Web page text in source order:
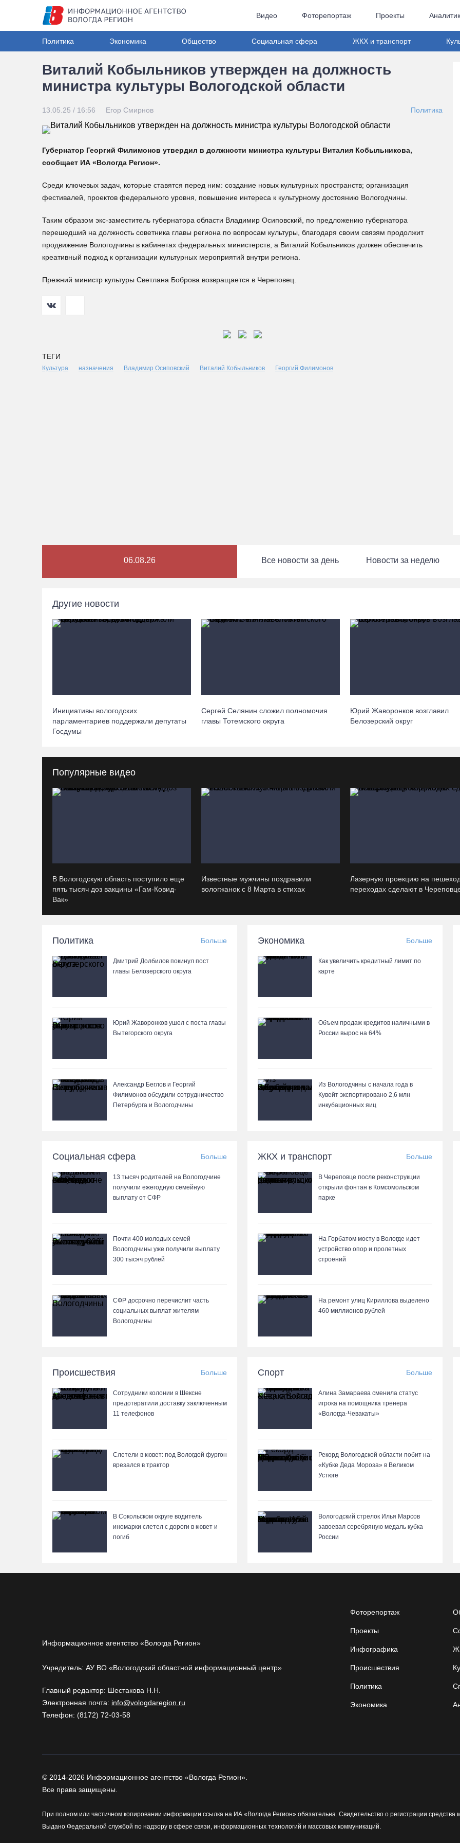
Видео Фоторепортаж Проекты
Политика Экономика Общество Социальная сфера ЖКХ и транспорт
Виталий Кобыльников утвержден на должность
министра культуры Вологодской области
13.05.25 / 16:56 Егор Смирнов Политика
Губернатор Георгий Филимонов утвердил в должности министра культуры Виталия Кобыльникова,
сообщает ИА «Вологда Регион».
Среди ключевых задач, которые ставятся перед ним: создание новых культурных пространств; организация
фестивалей, проектов федерального уровня, повышение интереса к культурному достоянию Вологодчины.
Таким образом экс-заместитель губернатора области Владимир Осиповский, по предложению губернатора
перешедший на должность советника главы региона по вопросам культуры, благодаря своим связям продолжит
продвижение Вологодчины в кабинетах федеральных министерств, а Виталий Кобыльников должен обеспечить
креативный подход к организации культурных мероприятий внутри региона.
Прежний министр культуры Светлана Боброва возвращается в Череповец.
ТЕГИ
Культура назначения Владимир Осиповский Виталий Кобыльников Георгий Филимонов
06.08.26 Все новости за день Новости за неделю
Другие новости
Инициативы вологодских
парламентариев поддержали депутаты
Госдумы
Сергей Селянин сложил полномочия
главы Тотемского округа
Юрий Жаворонков возглавил
Белозерский округ
Популярные видео
В Вологодскую область поступило еще
пять тысяч доз вакцины «Гам-Ковид-
Вак»
Известные мужчины поздравили
вологжанок с 8 Марта в стихах
Лазерную проекцию на
переходах сделают в
Политика Больше
Дмитрий Долбилов покинул пост
главы Белозерского округа
Юрий Жаворонков ушел с поста главы
Вытегорского округа
Александр Беглов и Георгий
Филимонов обсудили сотрудничество
Петербурга и Вологодчины
Экономика Больше
Как увеличить кредитный лимит по
карте
Объем продаж кредитов наличными в
России вырос на 64%
Из Вологодчины с начала года в
Кувейт экспортировано 2,6 млн
инкубационных яиц
Социальная сфера Больше
13 тысяч родителей на Вологодчине
получили ежегодную семейную
выплату от СФР
Почти 400 молодых семей
Вологодчины уже получили выплату
300 тысяч рублей
СФР досрочно перечислит часть
социальных выплат жителям
Вологодчины
ЖКХ и транспорт Больше
В Череповце после реконструкции
открыли фонтан в Комсомольском
парке
На Горбатом мосту в Вологде идет
устройство опор и пролетных
строений
На ремонт улиц Кириллова выделено
460 миллионов рублей
Происшествия Больше
Сотрудники колонии в Шексне
предотвратили доставку заключенным
11 телефонов
Слетели в кювет: под Вологдой фургон
врезался в трактор
В Сокольском округе водитель
иномарки слетел с дороги в кювет и
погиб
Спорт Больше
Алина Замараева сменила статус
игрока на помощника тренера
«Вологда-Чевакаты»
Рекорд Вологодской области побит на
«Кубке Деда Мороза» в Великом
Устюге
Вологодский стрелок Илья Марсов
завоевал серебряную медаль кубка
России
Информационное агентство «Вологда Регион»
Учредитель: АУ ВО «Вологодский областной информационный центр»
Главный редактор: Шестакова Н.Н.
Электронная почта: info@vologdaregion.ru
Телефон: (8172) 72-03-58
Фоторепортаж
Проекты
Инфографика
Происшествия
Политика
Экономика
© 2014-2026 Информационное агентство «Вологда Регион».
Все права защищены.
При полном или частичном копировании информации ссылка на ИА «Вологда Регион» обязательна. Свидетельство о регистрации
Выдано Федеральной службой по надзору в сфере связи, информационных технологий и массовых коммуникаций.